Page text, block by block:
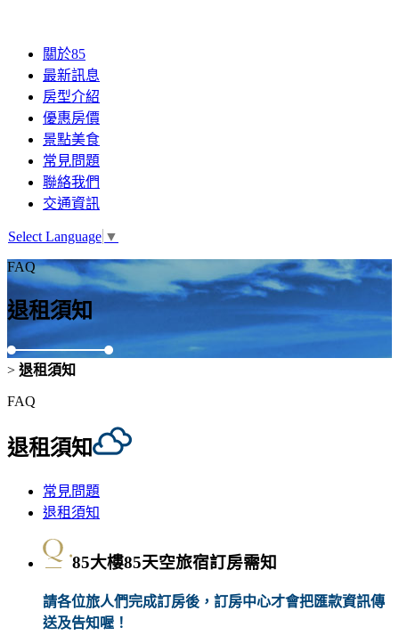
關於85
最新訊息
房型介紹
優惠房價
景點美食
常見問題
聯絡我們
交通資訊
Select Language ▼
FAQ
退租須知
> 退租須知
FAQ
退租須知
常見問題
退租須知
85大樓85天空旅宿訂房需知
請各位旅人們完成訂房後，訂房中心才會把匯款資訊傳
送及告知喔！